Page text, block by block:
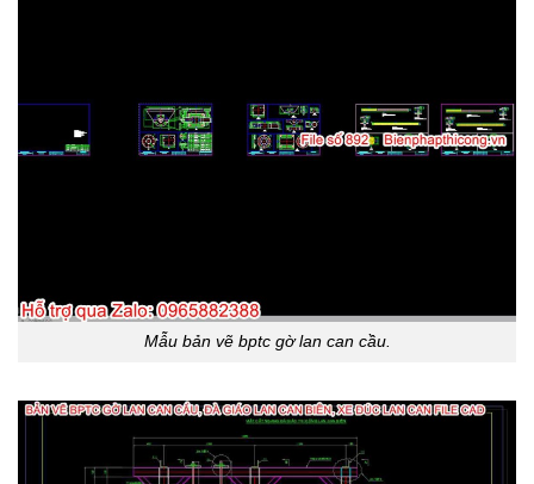
Mẫu bản vẽ bptc gờ lan can cầu.